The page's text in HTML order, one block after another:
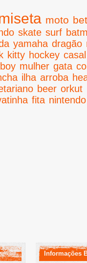
moto
skate surf
yamaha dragão
kitty hockey casal
mulher gata
ilha arroba
beer orkut
fita nintendo
Informações